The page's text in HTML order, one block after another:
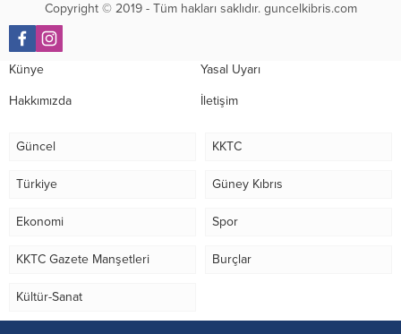
Copyright © 2019 - Tüm hakları saklıdır. guncelkibris.com
Künye Yasal Uyarı
Hakkımızda İletişim
Güncel KKTC
Türkiye Güney Kıbrıs
Ekonomi Spor
KKTC Gazete Manşetleri Burçlar
Kültür-Sanat